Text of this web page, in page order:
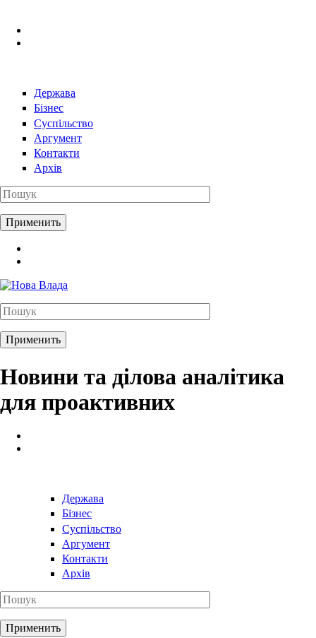
Держава
Бізнес
Суспільство
Аргумент
Контакти
Архів
Новини та ділова аналітика
для проактивних
Держава
Бізнес
Суспільство
Аргумент
Контакти
Архів